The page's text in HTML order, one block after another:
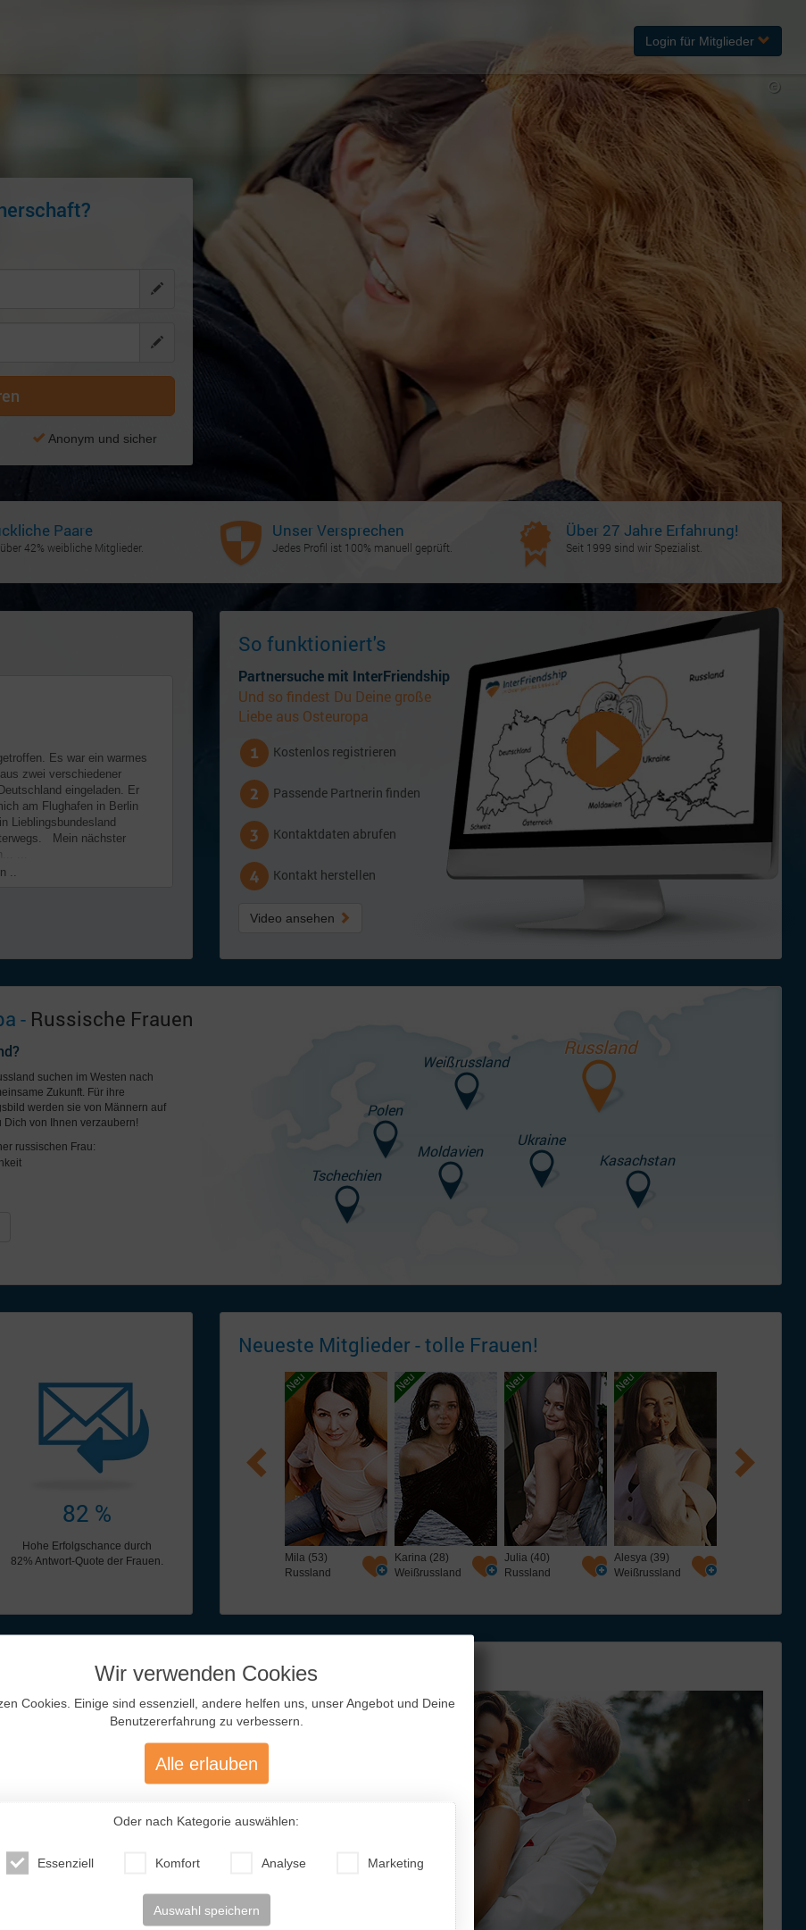
Anonym und sicher
Paare
42% weibliche Mitglieder.
Unser Versprechen
Jedes Profil ist 100% manuell geprüft.
Über 27 Jahre Erfahrung!
Seit 1999 sind wir Spezialist.
Es war ein warmes
zwei verschiedener
eingeladen. Er
am Flughafen in Berlin
Lieblingsbundesland
Mein nächster
...
..
So funktioniert's
Partnersuche mit InterFriendship
Und so findest Du Deine große
Liebe aus Osteuropa
Kostenlos registrieren
Passende Partnerin finden
Kontaktdaten abrufen
Kontakt herstellen
Video ansehen
- Russische Frauen
suchen im Westen nach
Zukunft. Für ihre
werden sie von Männern auf
von Ihnen verzaubern!
russischen Frau:
Weißrussland
Russland
Polen
Ukraine
Moldavien Kasachstan
Tschechien
82 %
Hohe Erfolgschance durch
82% Antwort-Quote der Frauen.
Neueste Mitglieder - tolle Frauen!
Vitaliya (40)
Mila (53)
Russland
Karina (28)
Weißrussland
Julia (40)
Russland
Alesya (39)
Weißrussland
Osteuropa
seit 1999!
kennenzulernen. Wir
Traumpartnerin findest.
Partnerin gefunden hast, bis
wir Dir eine direkte
Team tut alles dafür, dass Du
nach Frauen aus dem Osten
unserer
uns angebotene unkomplizierte Art
Übrigens: bei uns zahlst Du kein
Login für Mitglieder
Wir verwenden Cookies
Cookies. Einige sind essenziell, andere helfen uns, unser Angebot und Deine
Benutzererfahrung zu verbessern.
Alle erlauben
Oder nach Kategorie auswählen:
Essenziell Komfort Analyse Marketing
Auswahl speichern